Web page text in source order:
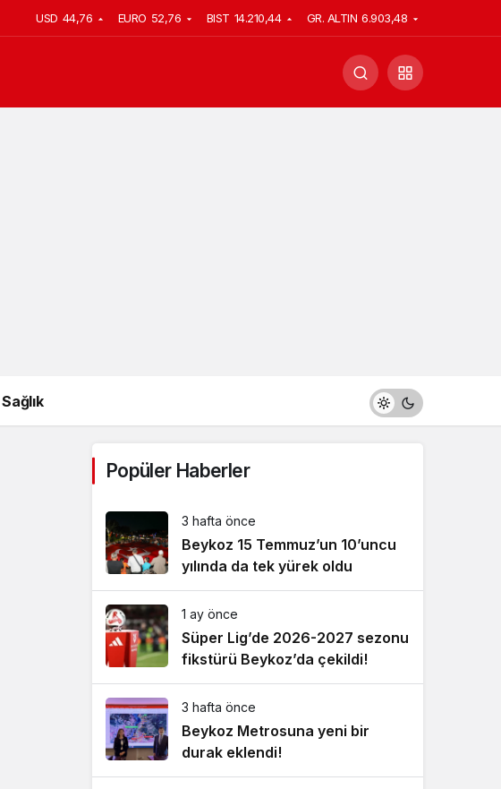
USD 44,76 EURO 52,76 BIST 14.210,44 GR. ALTIN 6.903,48
Sağlık
Popüler Haberler
3 hafta önce
Beykoz 15 Temmuz’un 10’uncu
yılında da tek yürek oldu
1 ay önce
Süper Lig’de 2026-2027 sezonu
fikstürü Beykoz’da çekildi!
3 hafta önce
Beykoz Metrosuna yeni bir
durak eklendi!